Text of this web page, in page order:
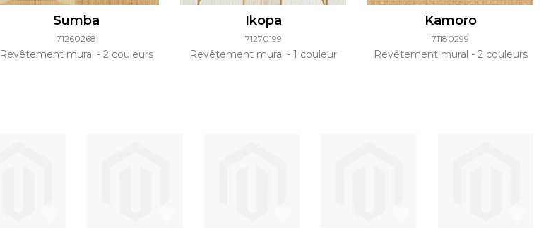
Sumba
71260268
Revêtement mural 2 couleurs
Ikopa
71270199
Revêtement mural 1 couleur
Kamoro
71180299
Revêtement mural 2 couleurs